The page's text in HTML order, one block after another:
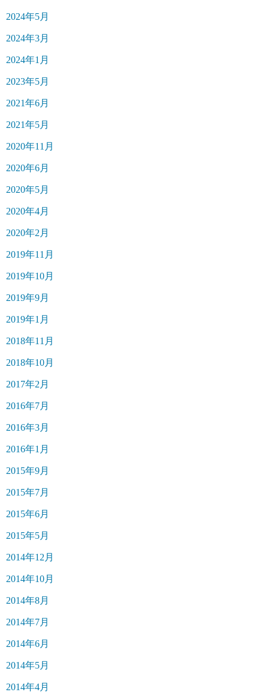
2024年5月
2024年3月
2024年1月
2023年5月
2021年6月
2021年5月
2020年11月
2020年6月
2020年5月
2020年4月
2020年2月
2019年11月
2019年10月
2019年9月
2019年1月
2018年11月
2018年10月
2017年2月
2016年7月
2016年3月
2016年1月
2015年9月
2015年7月
2015年6月
2015年5月
2014年12月
2014年10月
2014年8月
2014年7月
2014年6月
2014年5月
2014年4月